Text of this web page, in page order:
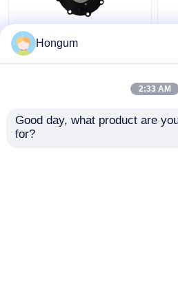
DMFZ সিরিজের
ইলেক্ট্রোম্যাগনেটিক পালস
Hongum
2:33 AM
Good day, what product are
for?